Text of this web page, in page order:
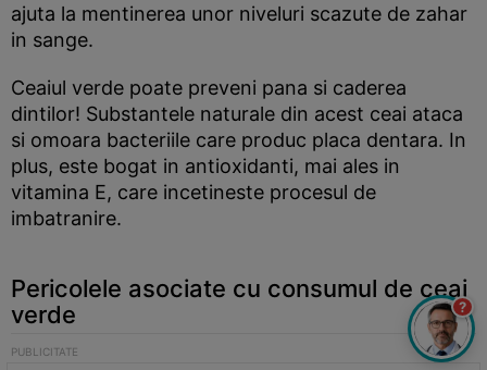
ajuta la mentinerea unor niveluri scazute de zahar
in sange.
Ceaiul verde poate preveni pana si caderea
dintilor! Substantele naturale din acest ceai ataca
si omoara bacteriile care produc placa dentara. In
plus, este bogat in antioxidanti, mai ales in
vitamina E, care incetineste procesul de
imbatranire.
Pericolele asociate cu consumul de ceai
verde
?